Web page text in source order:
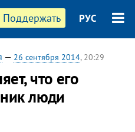
Поддержать РУС
— 26 сентября 2014, 20:29
что его
люди